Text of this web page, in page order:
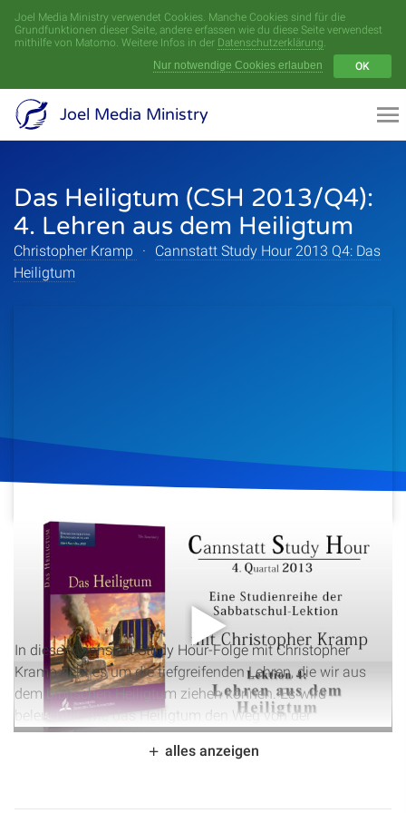
Joel Media Ministry verwendet Cookies. Manche Cookies sind für die
Grundfunktionen dieser Seite, andere erfassen wie du diese Seite verwendest
mithilfe von Matomo. Weitere Infos in der Datenschutzerklärung.
Nur notwendige Cookies erlauben
OK
Joel Media Ministry
Das Heiligtum (CSH 2013/Q4):
4. Lehren aus dem Heiligtum
Christopher Kramp ·
Cannstatt Study Hour 2013 Q4: Das
Heiligtum
24. Oktober 2013 1.191Klicks Download
In dieser Cannstatt Study Hour-Folge mit Christopher
Kramp geht es um die tiefgreifenden Lehren, die wir aus
dem biblischen Heiligtum ziehen können. Es wird
beleuchtet, wie das Heiligtum den Weg von der
menschlichen Unreinheit zur Heiligkeit Gottes aufzeigt und
wie Jesus Christus der zentrale Schlüssel zu diesem
alles anzeigen
Menü
Videoarchiv
Serien
Sprecher
Studienzentrum
Kontakt
Spenden